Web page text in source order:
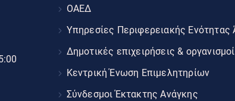
ΟΑΕΔ
Υπηρεσίες Περιφερειακής Ενότητας
Δημοτικές επιχειρήσεις & οργανισμοί
Κεντρική Ένωση Επιμελητηρίων
Σύνδεσμοι Έκτακτης Ανάγκης